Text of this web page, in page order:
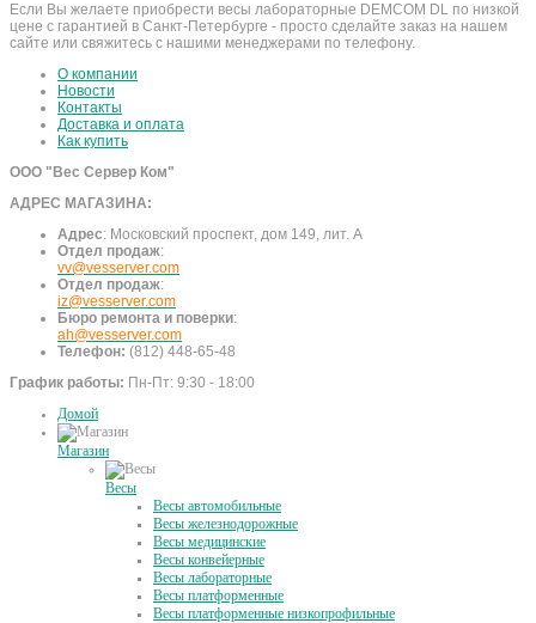
Если Вы желаете приобрести весы лабораторные DEMCOM DL по низкой
цене с гарантией в Санкт-Петербурге - просто сделайте заказ на нашем
сайте или свяжитесь с нашими менеджерами по телефону.
О компании
Новости
Контакты
Доставка и оплата
Как купить
ООО "Вес Сервер Ком"
АДРЕС МАГАЗИНА:
Адрес: Московский проспект, дом 149, лит. А
Отдел продаж:
vv@vesserver.com
Отдел продаж:
iz@vesserver.com
Бюро ремонта и поверки:
ah@vesserver.com
Телефон: (812) 448-65-48
График работы: Пн-Пт: 9:30 - 18:00
Домой
Магазин
Весы
Весы автомобильные
Весы железнодорожные
Весы медицинские
Весы конвейерные
Весы лабораторные
Весы платформенные
Весы платформенные низкопрофильные